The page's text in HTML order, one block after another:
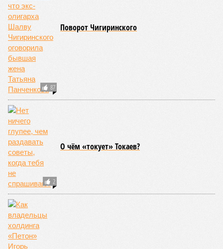
87
Поворот Чигиринского
2
О чём «токует» Токаев?